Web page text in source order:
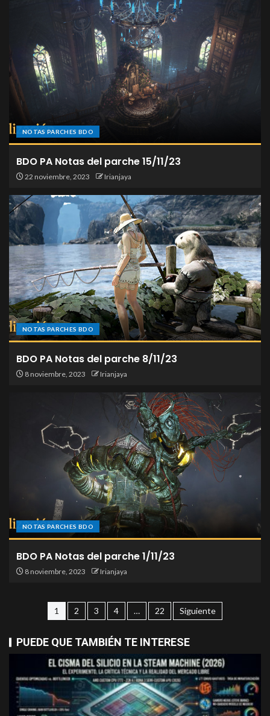
NOTAS PARCHES BDO
BDO PA Notas del parche 15/11/23
22 noviembre, 2023 Irianjaya
NOTAS PARCHES BDO
BDO PA Notas del parche 8/11/23
8 noviembre, 2023 Irianjaya
NOTAS PARCHES BDO
BDO PA Notas del parche 1/11/23
8 noviembre, 2023 Irianjaya
1 2 3 4 … 22 Siguiente
PUEDE QUE TAMBIÉN TE INTERESE